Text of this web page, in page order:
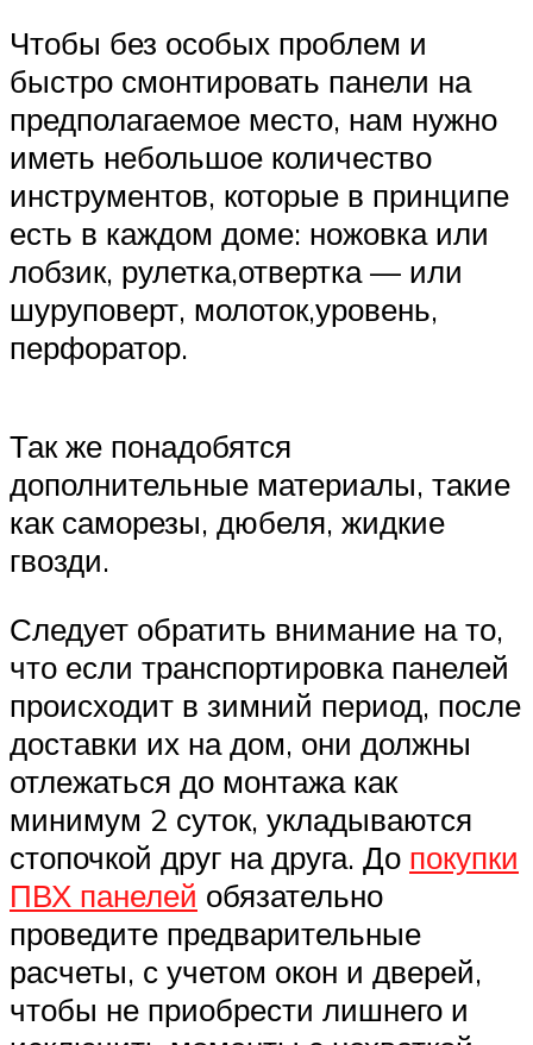
Чтобы без особых проблем и
быстро смонтировать панели на
предполагаемое место, нам нужно
иметь небольшое количество
инструментов, которые в принципе
есть в каждом доме: ножовка или
лобзик, рулетка,отвертка — или
шуруповерт, молоток,уровень,
перфоратор.
Так же понадобятся
дополнительные материалы, такие
как саморезы, дюбеля, жидкие
гвозди.
Следует обратить внимание на то,
что если транспортировка панелей
происходит в зимний период, после
доставки их на дом, они должны
отлежаться до монтажа как
минимум 2 суток, укладываются
стопочкой друг на друга. До покупки
ПВХ панелей обязательно
проведите предварительные
расчеты, с учетом окон и дверей,
чтобы не приобрести лишнего и